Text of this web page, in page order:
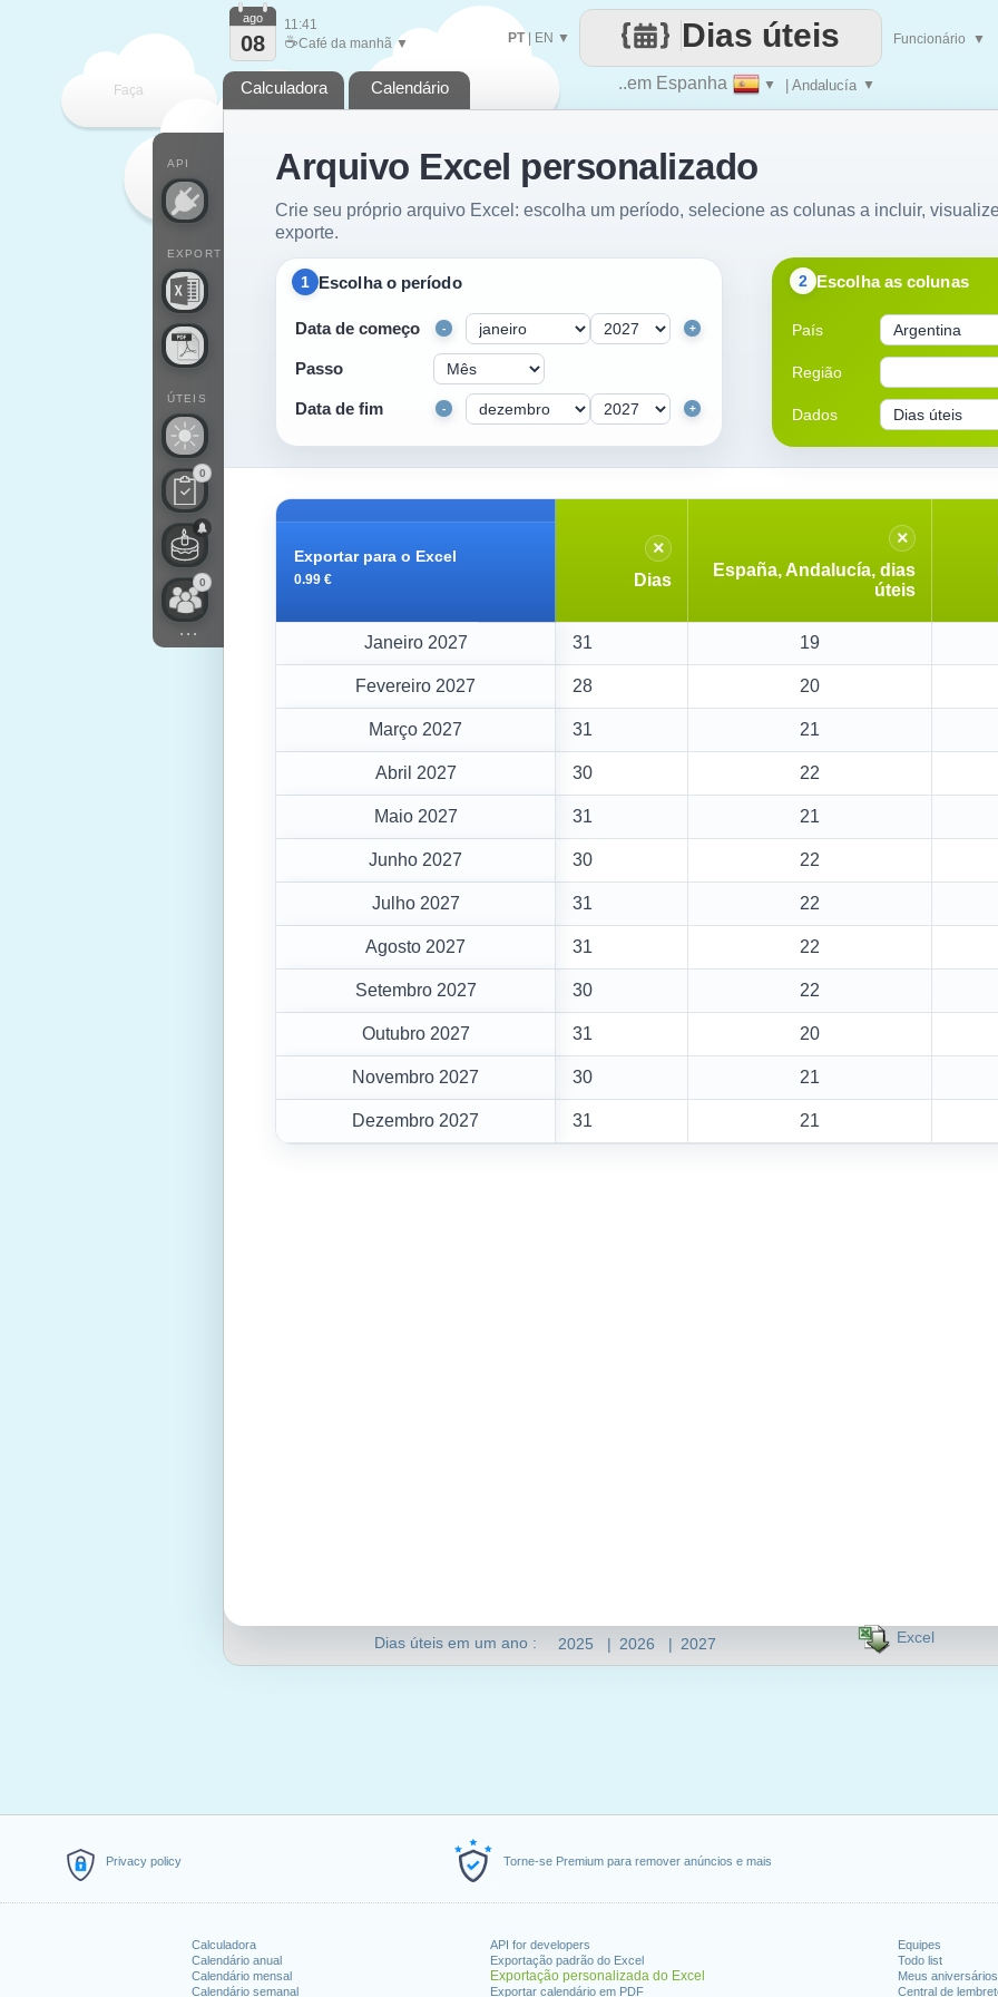
Privacy policy Torne-se Premium para remover anúncios e mais
Calculadora
Calendário anual
Calendário mensal
Calendário semanal
API for developers
Exportação padrão do Excel
Exportação personalizada do Excel
Exportar calendário em PDF
Equipes
Todo list
Meus aniversários
Central de
Faça ..em Espanha ▼ | Andalucía ▼
Dias úteis
PT| EN ▼ Funcionário ▼
API
EXPORT
ÚTEIS
0
0
...
ago
08
11:41
☕Café da manhã ▼
Calculadora Calendário
Dias úteis em um ano : 2025 | 2026 | 2027 Excel
Arquivo Excel personalizado
Crie seu próprio arquivo Excel: escolha um período, selecione as colunas a incluir,
exporte.
2 Escolha as colunas
País
Região
Dados
1 Escolha o período
Data de começo - +
Passo
Data de fim - +
Exportar para o Excel
0.99 €
×
Dias
×
España, Andalucía, dias
úteis
Janeiro 2027 31 19
Fevereiro 2027 28 20
Março 2027 31 21
Abril 2027 30 22
Maio 2027 31 21
Junho 2027 30 22
Julho 2027 31 22
Agosto 2027 31 22
Setembro 2027 30 22
Outubro 2027 31 20
Novembro 2027 30 21
Dezembro 2027 31 21